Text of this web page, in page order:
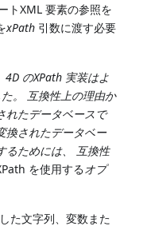
トXML 要素の参照を
xPath 引数に渡す必要
4D のXPath 実装はよ
。
互換性上の理由か
れたデータベースで
換されたデータベー
ためには、
互換性
を使用するオプ
た文字列、変数また